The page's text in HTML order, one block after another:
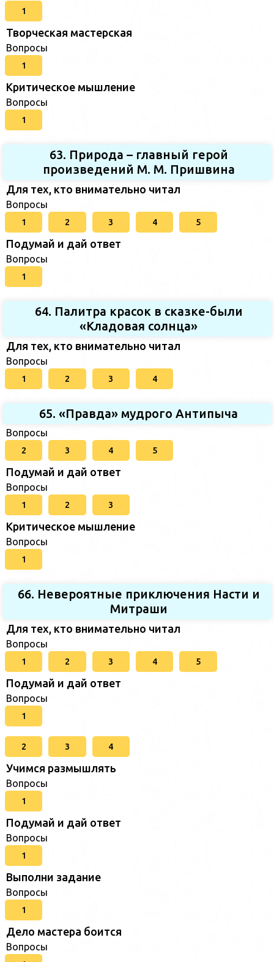
1
Творческая мастерская
Вопросы
1
Критическое мышление
Вопросы
1
63. Природа – главный герой
произведений М. М. Пришвина
Для тех, кто внимательно читал
Вопросы
1 2 3 4 5
Подумай и дай ответ
Вопросы
1
64. Палитра красок в сказке-были
«Кладовая солнца»
Для тех, кто внимательно читал
Вопросы
1 2 3 4
65. «Правда» мудрого Антипыча
Вопросы
2 3 4 5
Подумай и дай ответ
Вопросы
1 2 3
Критическое мышление
Вопросы
1
66. Невероятные приключения Насти и
Митраши
Для тех, кто внимательно читал
Вопросы
1 2 3 4 5
Подумай и дай ответ
Вопросы
1
2 3 4
Учимся размышлять
Вопросы
1
Подумай и дай ответ
Вопросы
1
Выполни задание
Вопросы
1
Дело мастера боится
Вопросы